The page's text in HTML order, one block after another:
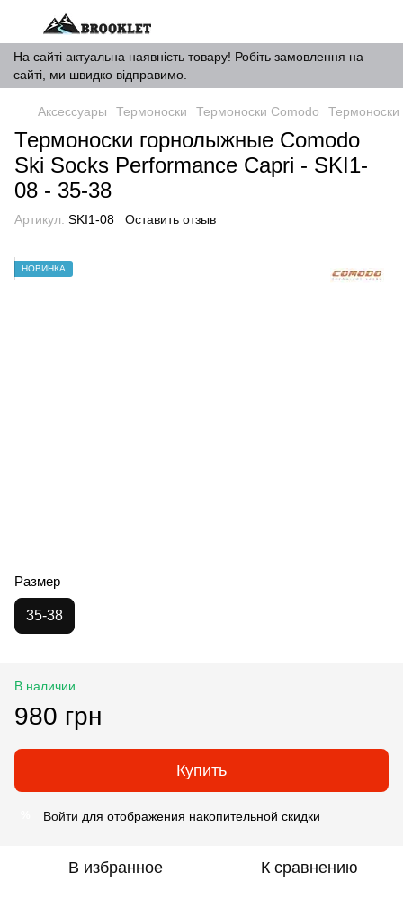
На сайті актуальна наявність товару! Робіть замовлення на
сайті, ми швидко відправимо.
Аксессуары Термоноски Термоноски Comodo
Термоноски горнолыжные Comodo
Ski Socks Performance Сapri - SKI1-
08 - 35-38
Артикул: SKI1-08 Оставить отзыв
НОВИНКА
Размер
35-38
В наличии
980 грн
Купить
Войти для отображения накопительной скидки
В избранное К сравнению